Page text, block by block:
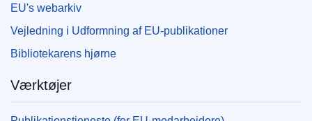
EU's webarkiv
Vejledning i Udformning af EU-publikationer
Bibliotekarens hjørne
Værktøjer